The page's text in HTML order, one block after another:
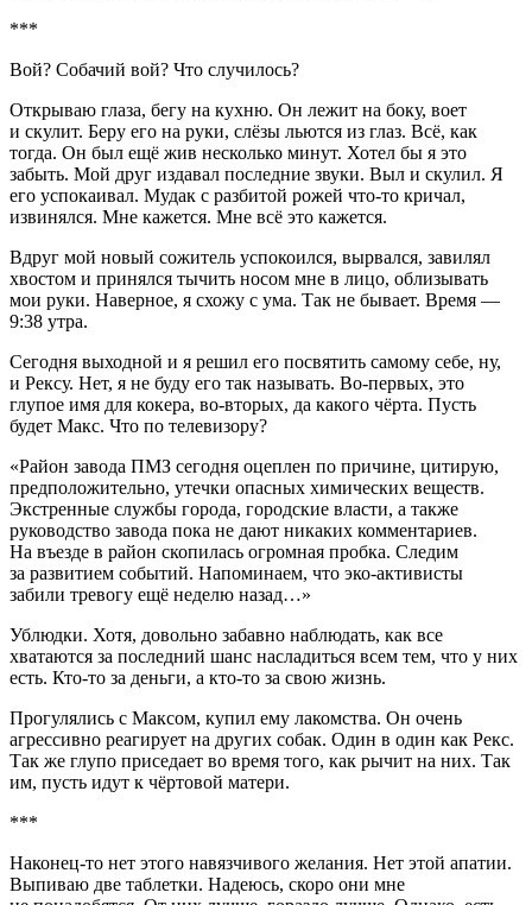
***
Вой? Собачий вой? Что случилось?
Открываю глаза, бегу на кухню. Он лежит на боку, воет
и скулит. Беру его на руки, слёзы льются из глаз. Всё, как
тогда. Он был ещё жив несколько минут. Хотел бы я это
забыть. Мой друг издавал последние звуки. Выл и скулил. Я
его успокаивал. Мудак с разбитой рожей что-то кричал,
извинялся. Мне кажется. Мне всё это кажется.
Вдруг мой новый сожитель успокоился, вырвался, завилял
хвостом и принялся тычить носом мне в лицо, облизывать
мои руки. Наверное, я схожу с ума. Так не бывает. Время —
9:38 утра.
Сегодня выходной и я решил его посвятить самому себе, ну,
и Рексу. Нет, я не буду его так называть. Во-первых, это
глупое имя для кокера, во-вторых, да какого чёрта. Пусть
будет Макс. Что по телевизору?
«Район завода ПМЗ сегодня оцеплен по причине, цитирую,
предположительно, утечки опасных химических веществ.
Экстренные службы города, городские власти, а также
руководство завода пока не дают никаких комментариев.
На въезде в район скопилась огромная пробка. Следим
за развитием событий. Напоминаем, что эко-активисты
забили тревогу ещё неделю назад…»
Ублюдки. Хотя, довольно забавно наблюдать, как все
хватаются за последний шанс насладиться всем тем, что у них
есть. Кто-то за деньги, а кто-то за свою жизнь.
Прогулялись с Максом, купил ему лакомства. Он очень
агрессивно реагирует на других собак. Один в один как Рекс.
Так же глупо приседает во время того, как рычит на них. Так
им, пусть идут к чёртовой матери.
***
Наконец-то нет этого навязчивого желания. Нет этой апатии.
Выпиваю две таблетки. Надеюсь, скоро они мне